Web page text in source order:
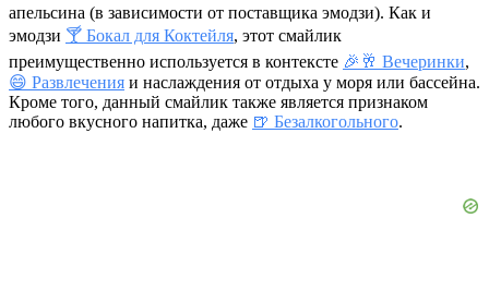
апельсина (в зависимости от поставщика эмодзи). Как и
эмодзи 🍸 Бокал для Коктейля, этот смайлик
преимущественно используется в контексте 🎉🥂 Вечеринки,
😄 Развлечения и наслаждения от отдыха у моря или бассейна.
Кроме того, данный смайлик также является признаком
любого вкусного напитка, даже 🍺 Безалкогольного.